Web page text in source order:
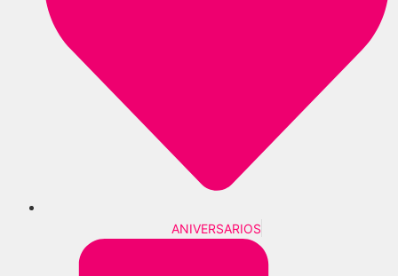
ANIVERSARIOS